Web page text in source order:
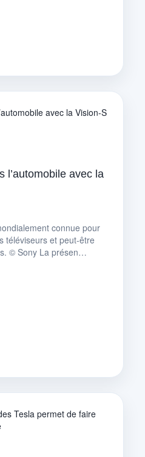
l’automobile avec la
connue pour
téléviseurs et peut-être
© Sony La présen…